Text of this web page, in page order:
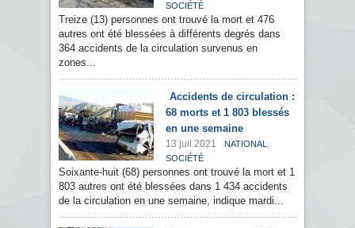
SOCIÉTÉ
Treize (13) personnes ont trouvé la mort et 476
autres ont été blessées à différents degrés dans
364 accidents de la circulation survenus en
zones...
Accidents de circulation :
68 morts et 1 803 blessés
en une semaine
13 juil 2021 NATIONAL ,
SOCIÉTÉ
Soixante-huit (68) personnes ont trouvé la mort et 1
803 autres ont été blessées dans 1 434 accidents
de la circulation en une semaine, indique mardi...